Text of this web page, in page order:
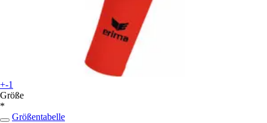
+-1
Größe
*
Größentabelle